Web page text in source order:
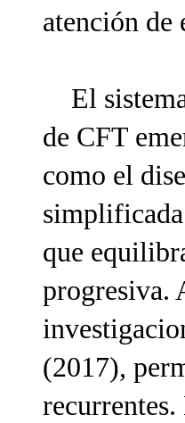
atención de
El
de CFT
como el
que
progresiva.
(2017),
recurrentes.